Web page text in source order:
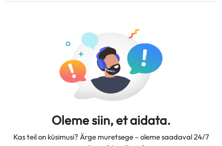
Oleme siin, et aidata.
Kas teil on küsimusi? Ärge muretsege – oleme saadaval 24/7